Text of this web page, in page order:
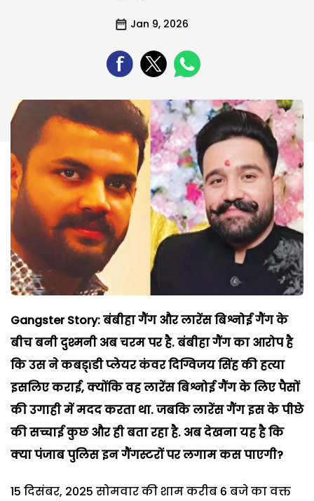
Jan 9, 2026
Gangster Story: बंबीहा गैंग और लारेंस बिश्नोई गैंग के
बीच बनी दुश्मनी अब चरम पर है. बंबीहा गैंग का आरोप है
कि उस ने कबड्ïडी प्लेयर कंवर दिग्विजय सिंह की हत्या
इसलिए कराई,क्योंकि वह लारेंस बिश्नोई गैंग के लिए पैसों
की उगाही में मदद करता था. जबकि लारेंस गैंग इस के पीछे
की सच्चाई कुछ और ही बता रहा है. अब देखना यह है कि
क्या पंजाब पुलिस इन गैंगस्टरों पर लगाम कस पाएगी?
15 दिसंबर, 2025 सोमवार की शाम करीब 6 बजे का वक्त